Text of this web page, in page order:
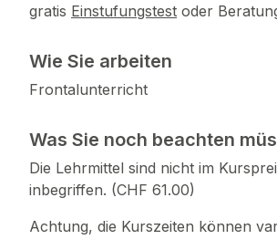
gratis Einstufungstest oder
Wie Sie arbeiten
Frontalunterricht
Was Sie noch beachten
Die Lehrmittel sind nicht im
inbegriffen. (CHF 61.00)
Achtung, die Kurszeiten können